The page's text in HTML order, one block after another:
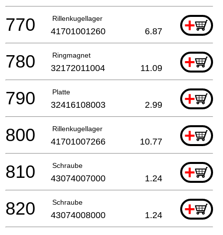
Rillenkugellager +
770 41701001260 6.87
Ringmagnet +
780 32172011004 11.09
Platte +
790 32416108003 2.99
Rillenkugellager +
800 41701007266 10.77
Schraube +
810 43074007000 1.24
Schraube +
820 43074008000 1.24